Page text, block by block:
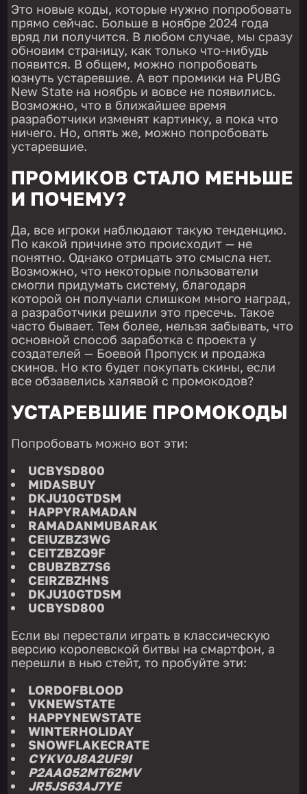
Это новые коды, которые нужно попробовать
прямо сейчас. Больше в ноябре 2024 года
вряд ли получится. В любом случае, мы сразу
обновим страницу, как только что-нибудь
появится. В общем, можно попробовать
юзнуть устаревшие. А вот промики на PUBG
New State на ноябрь и вовсе не появились.
Возможно, что в ближайшее время
разработчики изменят картинку, а пока что
ничего. Но, опять же, можно попробовать
устаревшие.
ПРОМИКОВ СТАЛО МЕНЬШЕ
И ПОЧЕМУ?
Да, все игроки наблюдают такую тенденцию.
По какой причине это происходит — не
понятно. Однако отрицать это смысла нет.
Возможно, что некоторые пользователи
смогли придумать систему, благодаря
которой он получали слишком много наград,
а разработчики решили это пресечь. Такое
часто бывает. Тем более, нельзя забывать, что
основной способ заработка с проекта у
создателей — Боевой Пропуск и продажа
скинов. Но кто будет покупать скины, если
все обзавелись халявой с промокодов?
УСТАРЕВШИЕ ПРОМОКОДЫ
Попробовать можно вот эти:
UCBYSD800
MIDASBUY
DKJU10GTDSM
HAPPYRAMADAN
RAMADANMUBARAK
CEIUZBZ3WG
CEITZBZQ9F
CBUBZBZ7S6
CEIRZBZHNS
DKJU10GTDSM
UCBYSD800
Если вы перестали играть в классическую
версию королевской битвы на смартфон, а
перешли в нью стейт, то пробуйте эти:
LORDOFBLOOD
VKNEWSTATE
HAPPYNEWSTATE
WINTERHOLIDAY
SNOWFLAKECRATE
CYKV0J8A2UF9I
P2AAQ52MT62MV
JR5JS63AJ7YE